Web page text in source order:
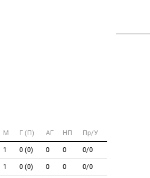
М Г (П) АГ НП Пр/У
1 0 (0) 0 0 0/0
1 0 (0) 0 0 0/0